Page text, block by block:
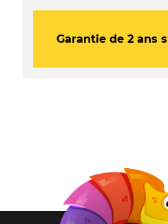
Garantie de 2 ans